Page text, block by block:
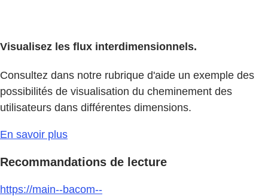
Visualisez les flux interdimensionnels.
Consultez dans notre rubrique d'aide un exemple des
possibilités de visualisation du cheminement des
utilisateurs dans différentes dimensions.
En savoir plus
Recommandations de lecture
https://main--bacom--